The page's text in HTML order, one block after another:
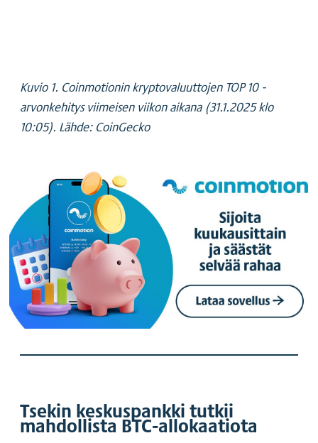
Kuvio 1. Coinmotionin kryptovaluuttojen TOP 10 -
arvonkehitys viimeisen viikon aikana (31.1.2025 klo
10:05). Lähde: CoinGecko
Tsekin keskuspankki tutkii
mahdollista BTC-allokaatiota